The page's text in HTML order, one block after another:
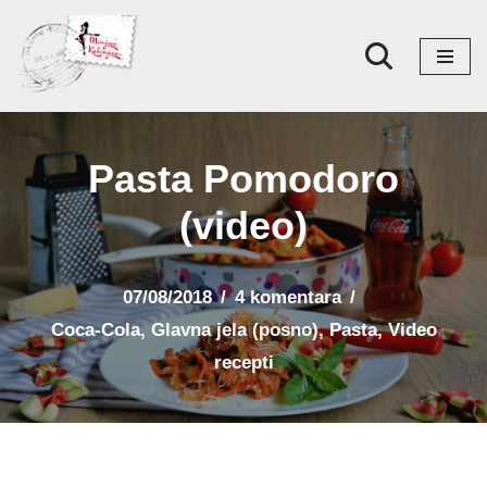
Skoči
na
Pasta Pomodoro
(video)
07/08/2018
4 komentara
Coca-Cola,Glavna jela (posno),Pasta,Video
recepti